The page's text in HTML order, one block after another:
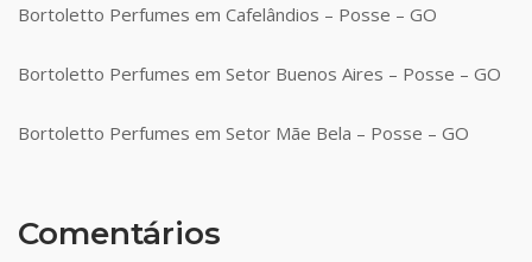
Bortoletto Perfumes em Cafelândios – Posse – GO
Bortoletto Perfumes em Setor Buenos Aires – Posse – GO
Bortoletto Perfumes em Setor Mãe Bela – Posse – GO
Comentários